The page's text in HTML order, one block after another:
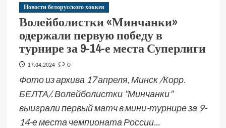
Новости белорусского хоккея
Волейболистки «Минчанки»
одержали первую победу в
турнире за 9-14-е места Суперлиги
17.04.2024 0
Фото из архива 17 апреля, Минск /Корр.
БЕЛТА/. Волейболистки "Минчанки"
выиграли первый матч в мини-турнире за 9-
14-е места чемпионата России...